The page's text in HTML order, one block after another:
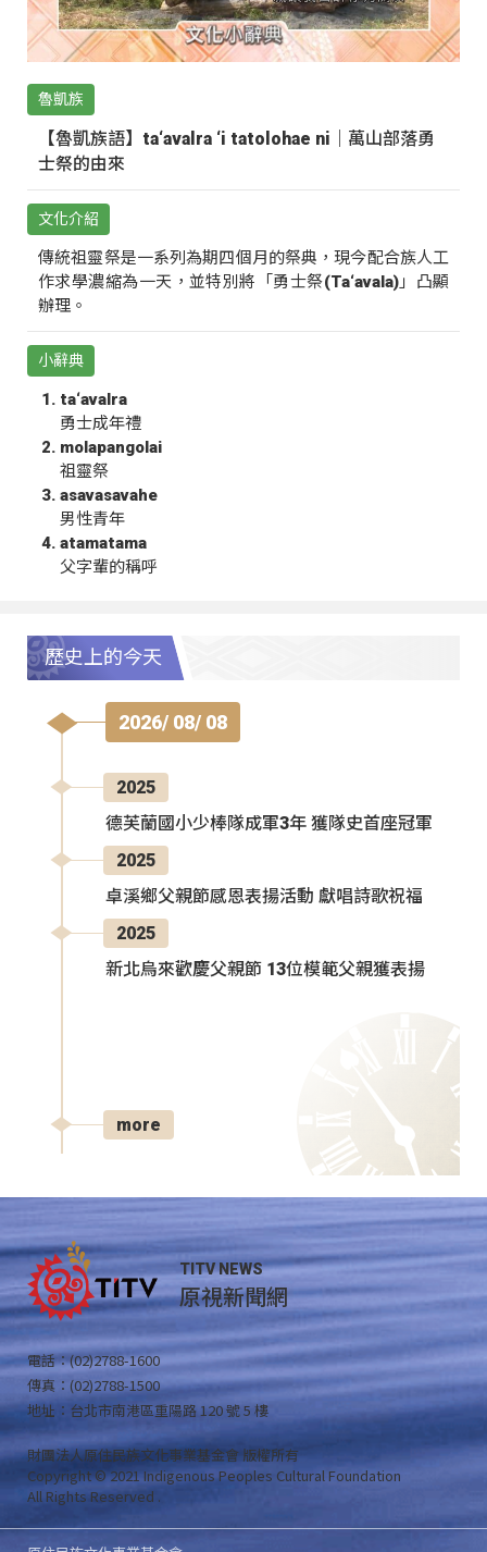
魯凱族
【魯凱族語】ta‘avalra ‘i tatolohae ni｜萬山部落勇
士祭的由來
文化介紹
傳統祖靈祭是一系列為期四個月的祭典，現今配合族人工
作求學濃縮為一天，並特別將「勇士祭(Ta‘avala)」凸顯
辦理。
小辭典
ta‘avalra
勇士成年禮
molapangolai
祖靈祭
asavasavahe
男性青年
atamatama
父字輩的稱呼
歷史上的今天
2026/ 08/ 08
2025
德芙蘭國小少棒隊成軍3年 獲隊史首座冠軍
2025
卓溪鄉父親節感恩表揚活動 獻唱詩歌祝福
2025
新北烏來歡慶父親節 13位模範父親獲表揚
more
TITV NEWS
原視新聞網
電話：(02)2788-1600
傳真：(02)2788-1500
地址：台北市南港區重陽路 120 號 5 樓
財團法人原住民族文化事業基金會 版權所有
Copyright © 2021 Indigenous Peoples Cultural Foundation
All Rights Reserved .